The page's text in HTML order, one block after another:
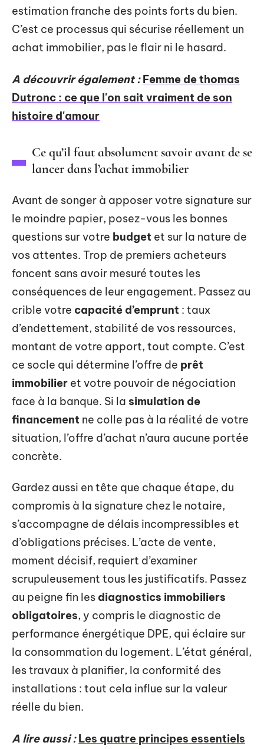
estimation franche des points forts du bien.
C’est ce processus qui sécurise réellement un
achat immobilier, pas le flair ni le hasard.
A découvrir également : Femme de thomas
Dutronc : ce que l'on sait vraiment de son
histoire d'amour
Ce qu’il faut absolument savoir avant de se
lancer dans l’achat immobilier
Avant de songer à apposer votre signature sur
le moindre papier, posez-vous les bonnes
questions sur votre budget et sur la nature de
vos attentes. Trop de premiers acheteurs
foncent sans avoir mesuré toutes les
conséquences de leur engagement. Passez au
crible votre capacité d’emprunt : taux
d’endettement, stabilité de vos ressources,
montant de votre apport, tout compte. C’est
ce socle qui détermine l’offre de prêt
immobilier et votre pouvoir de négociation
face à la banque. Si la simulation de
financement ne colle pas à la réalité de votre
situation, l’offre d’achat n’aura aucune portée
concrète.
Gardez aussi en tête que chaque étape, du
compromis à la signature chez le notaire,
s’accompagne de délais incompressibles et
d’obligations précises. L’acte de vente,
moment décisif, requiert d’examiner
scrupuleusement tous les justificatifs. Passez
au peigne fin les diagnostics immobiliers
obligatoires, y compris le diagnostic de
performance énergétique DPE, qui éclaire sur
la consommation du logement. L’état général,
les travaux à planifier, la conformité des
installations : tout cela influe sur la valeur
réelle du bien.
A lire aussi : Les quatre principes essentiels